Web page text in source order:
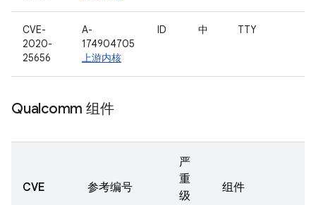
CVE-
2020-
25656
A-
174904705
上游内核
ID 中 TTY
Qualcomm 组件
CVE 参考编号
严
重
级
组件